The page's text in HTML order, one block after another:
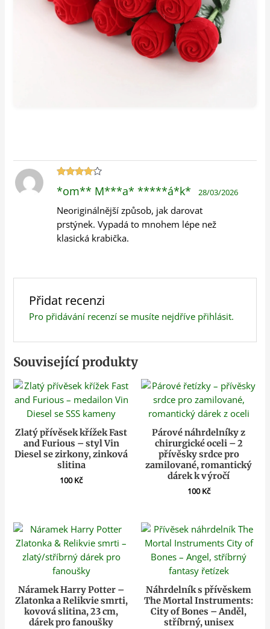
4z 5
*om** M***a* *****á*k* 28/03/2026
Neoriginálnější způsob, jak darovat
prstýnek. Vypadá to mnohem lépe než
klasická krabička.
Přidat recenzi
Pro přidávání recenzí se musíte nejdříve přihlásit.
Související produkty
Zlatý přívěsek křížek Fast
and Furious – styl Vin
Diesel se zirkony, zinková
slitina
100Kč
Párové náhrdelníky z
chirurgické oceli – 2
přívěsky srdce pro
zamilované, romantický
dárek k výročí
100Kč
Náramek Harry Potter –
Zlatonka a Relikvie smrti,
kovová slitina, 23 cm,
dárek pro fanoušky
Náhrdelník s přívěskem
The Mortal Instruments:
City of Bones – Anděl,
stříbrný, unisex